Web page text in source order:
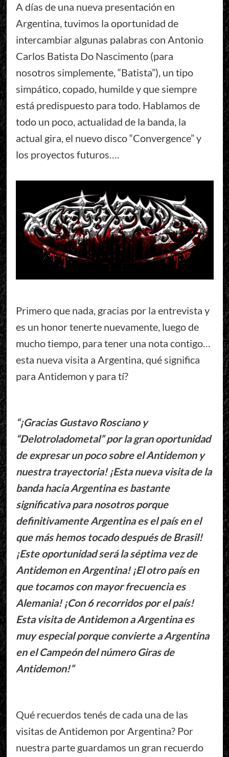
A días de una nueva presentación en
Argentina, tuvimos la oportunidad de
intercambiar algunas palabras con Antonio
Carlos Batista Do Nascimento (para
nosotros simplemente, “Batista”), un tipo
simpático, copado, humilde y que siempre
está predispuesto para todo. Hablamos de
todo un poco, actualidad de la banda, la
actual gira, el nuevo disco “Convergence” y
los proyectos futuros….
Primero que nada, gracias por la entrevista y
es un honor tenerte nuevamente, luego de
mucho tiempo, para tener una nota contigo…
esta nueva visita a Argentina, qué significa
para Antidemon y para tí?
“¡Gracias Gustavo Rosciano y
“Delotroladometal” por la gran oportunidad
de expresar un poco sobre el Antidemon y
nuestra trayectoria! ¡Esta nueva visita de la
banda hacia Argentina es bastante
significativa para nosotros porque
definitivamente Argentina es el país en el
que más hemos tocado después de Brasil!
¡Este oportunidad será la séptima vez de
Antidemon en Argentina! ¡El otro país en
que tocamos con mayor frecuencia es
Alemania! ¡Con 6 recorridos por el país!
Esta visita de Antidemon a Argentina es
muy especial porque convierte a Argentina
en el Campeón del número Giras de
Antidemon!”
Qué recuerdos tenés de cada una de las
visitas de Antidemon por Argentina? Por
nuestra parte guardamos un gran recuerdo